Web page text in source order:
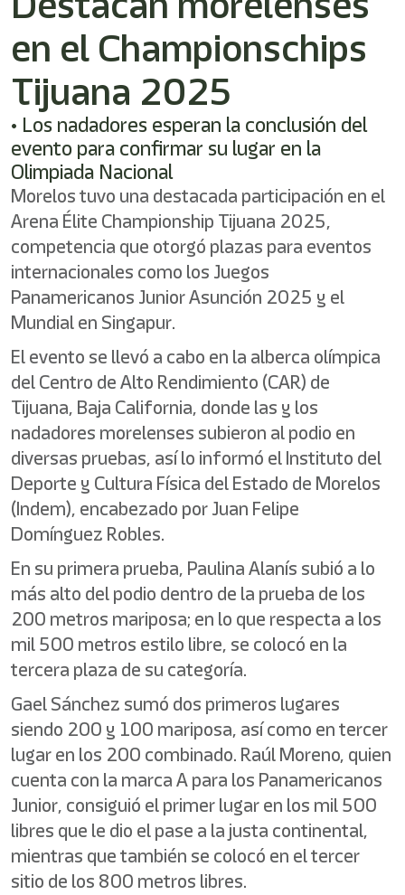
Este
directo
lector
de
pantalla
para
ayudarle
navegar
interactuar
con
contenido.
en el Championschips
Tijuana 2025
• Los nadadores esperan la conclusión del
evento para confirmar su lugar en la
Olimpiada Nacional
Morelos tuvo una destacada participación en el
Arena Élite Championship Tijuana 2025,
competencia que otorgó plazas para eventos
internacionales como los Juegos
Panamericanos Junior Asunción 2025 y el
Mundial en Singapur.
El evento se llevó a cabo en la alberca olímpica
del Centro de Alto Rendimiento (CAR) de
Tijuana, Baja California, donde las y los
nadadores morelenses subieron al podio en
diversas pruebas, así lo informó el Instituto del
Deporte y Cultura Física del Estado de Morelos
(Indem), encabezado por Juan Felipe
Domínguez Robles.
En su primera prueba, Paulina Alanís subió a lo
más alto del podio dentro de la prueba de los
200 metros mariposa; en lo que respecta a los
mil 500 metros estilo libre, se colocó en la
tercera plaza de su categoría.
Gael Sánchez sumó dos primeros lugares
siendo 200 y 100 mariposa, así como en tercer
lugar en los 200 combinado. Raúl Moreno, quien
cuenta con la marca A para los Panamericanos
Junior, consiguió el primer lugar en los mil 500
libres que le dio el pase a la justa continental,
mientras que también se colocó en el tercer
sitio de los 800 metros libres.